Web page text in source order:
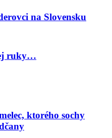
na Slovensku
ruky…
ktorého sochy